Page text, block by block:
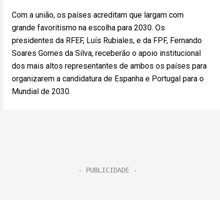
Com a união, os países acreditam que largam com
grande favoritismo na escolha para 2030. Os
presidentes da RFEF, Luís Rubiales, e da FPF, Fernando
Soares Gomes da Silva, receberão o apoio institucional
dos mais altos representantes de ambos os países para
organizarem a candidatura de Espanha e Portugal para o
Mundial de 2030.